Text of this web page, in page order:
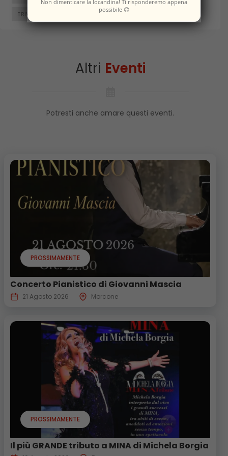
TRIVENTO VINCHIATURO
Altri Eventi
Potresti anche amare questi eventi.
PROSSIMAMENTE
Concerto Pianistico di Giovanni Mascia
21 Agosto 2026 Morcone
PROSSIMAMENTE
Il più GRANDE tributo a MINA di Michela Borgia
Non dimenticare la locandina! Ti risponderemo appena
possibile 😊